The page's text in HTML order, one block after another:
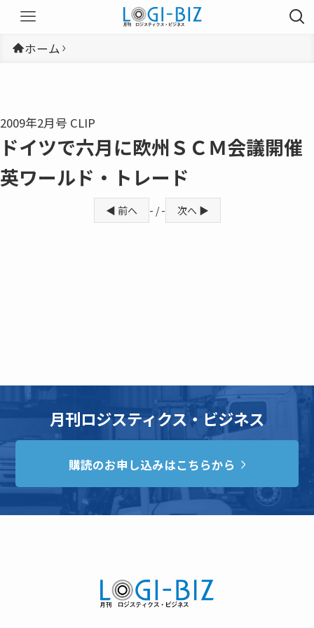
ホーム
2009年2月号 CLIP
ドイツで六月に欧州ＳＣＭ会議開催
英ワールド・トレード
◀ 前へ - / - 次へ ▶
月刊ロジスティクス・ビジネス
購読のお申し込みはこちらから